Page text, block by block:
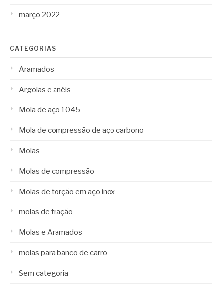
março 2022
CATEGORIAS
Aramados
Argolas e anéis
Mola de aço 1045
Mola de compressão de aço carbono
Molas
Molas de compressão
Molas de torção em aço inox
molas de tração
Molas e Aramados
molas para banco de carro
Sem categoria